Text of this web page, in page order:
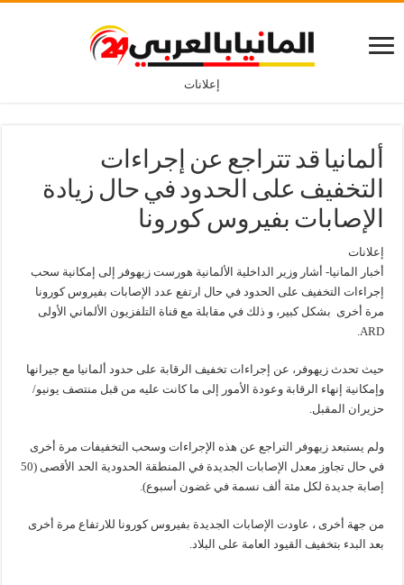
إعلانات
ألمانيا قد تتراجع عن إجراءات
التخفيف على الحدود في حال زيادة
الإصابات بفيروس كورونا
إعلانات
أخبار المانيا- أشار وزير الداخلية الألمانية هورست زيهوفر إلى إمكانية سحب
إجراءات التخفيف على الحدود في حال ارتفع عدد الإصابات بفيروس كورونا
مرة أخرى بشكل كبير، و ذلك في مقابلة مع قناة التلفزيون الألماني الأولى
ARD.
حيث تحدث زيهوفر، عن إجراءات تخفيف الرقابة على حدود ألمانيا مع جيرانها
وإمكانية إنهاء الرقابة وعودة الأمور إلى ما كانت عليه من قبل منتصف يونيو/
حزيران المقبل.
ولم يستبعد زيهوفر التراجع عن هذه الإجراءات وسحب التخفيفات مرة أخرى
في حال تجاوز معدل الإصابات الجديدة في المنطقة الحدودية الحد الأقصى (50
إصابة جديدة لكل مئة ألف نسمة في غضون أسبوع).
من جهة أخرى ، عاودت الإصابات الجديدة بفيروس كورونا للارتفاع مرة أخرى
بعد البدء بتخفيف القيود العامة على البلاد.